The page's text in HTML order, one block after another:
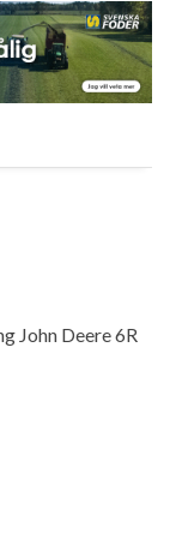
John Deere 6R